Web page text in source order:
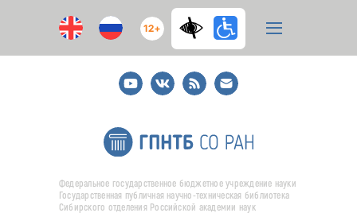
12+
YoutubeВКонтакте
RSS
E-
mail
подписка
Федеральное государственное бюджетное учреждение науки
Государственная публичная научно-техническая библиотека
Сибирского отделения Российской академии наук